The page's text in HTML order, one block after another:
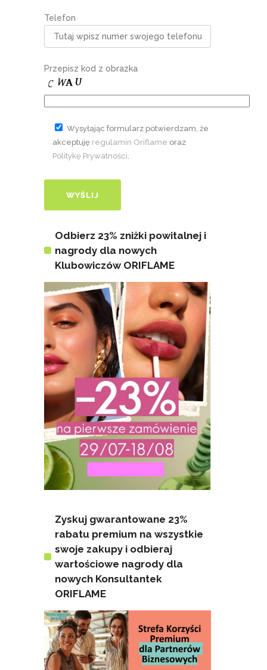
Telefon
Przepisz kod z obrazka
Wysyłając formularz potwierdzam, że
akceptuję regulamin Oriflame oraz
Politykę Prywatności
Odbierz 23% zniżki powitalnej i
nagrody dla nowych
Klubowiczów ORIFLAME
Zyskuj gwarantowane 23%
rabatu premium na wszystkie
swoje zakupy i odbieraj
wartościowe nagrody dla
nowych Konsultantek
ORIFLAME